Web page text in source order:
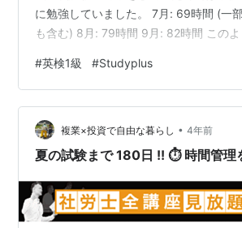
に勉強していました。 7月: 69時間 (一
も含む) 8月: 79時間 9月: 82時間 このよ
ち、また終わって振り返ると頑張ったこ
り、嬉しいものがあります。
検が終わった今もこのアプリは使って
長く記録を続けていきたいと思っていま
#英検1級 #Studyplus
複業×投資で自由な暮らし • 4年前
夏の試験まで 180日 !!